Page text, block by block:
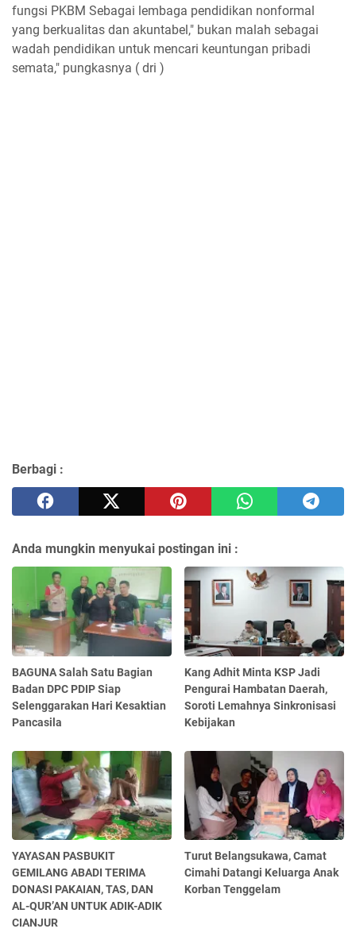
fungsi PKBM Sebagai lembaga pendidikan nonformal
yang berkualitas dan akuntabel," bukan malah sebagai
wadah pendidikan untuk mencari keuntungan pribadi
semata," pungkasnya ( dri )
Berbagi :
Anda mungkin menyukai postingan ini :
BAGUNA Salah Satu Bagian
Badan DPC PDIP Siap
Selenggarakan Hari Kesaktian
Pancasila
Kang Adhit Minta KSP Jadi
Pengurai Hambatan Daerah,
Soroti Lemahnya Sinkronisasi
Kebijakan
YAYASAN PASBUKIT
GEMILANG ABADI TERIMA
DONASI PAKAIAN, TAS, DAN
AL-QUR’AN UNTUK ADIK-ADIK
CIANJUR
Turut Belangsukawa, Camat
Cimahi Datangi Keluarga Anak
Korban Tenggelam